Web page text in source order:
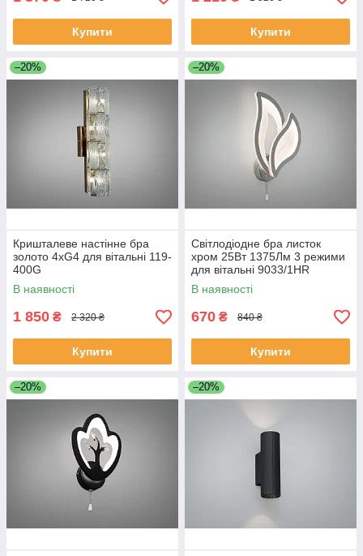
Купити Купити
–20%
Кришталеве настінне бра
золото 4xG4 для вітальні 119-
400G
В наявності
1 850 ₴ 2 320 ₴
Купити
–20%
Світлодіодне бра листок
хром 25Вт 1375Лм 3 режими
для вітальні 9033/1HR
В наявності
670 ₴ 840 ₴
Купити
–20% –20%